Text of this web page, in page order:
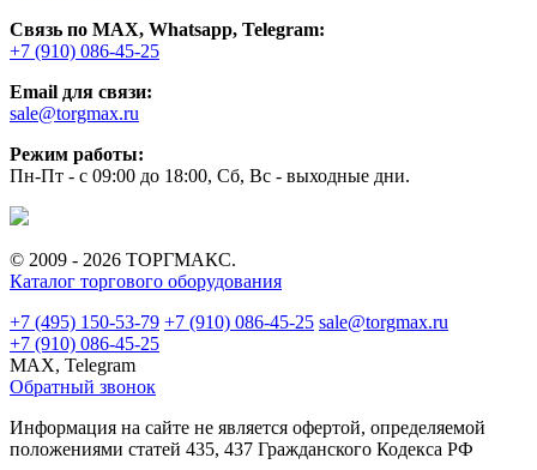
Связь по MAX, Whatsapp, Telegram:
+7 (910) 086-45-25
Email для связи:
sale@torgmax.ru
Режим работы:
Пн-Пт - с 09:00 до 18:00, Сб, Вс - выходные дни.
© 2009 - 2026 ТОРГМАКС.
Каталог торгового оборудования
+7 (495) 150-53-79 +7 (910) 086-45-25 sale@torgmax.ru
+7 (910) 086-45-25
MAX, Telegram
Обратный звонок
Информация на сайте не является офертой, определяемой
положениями статей 435, 437 Гражданского Кодекса РФ